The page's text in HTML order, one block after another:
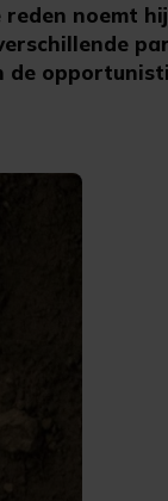
noemt
de